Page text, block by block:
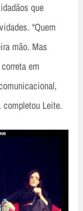
que
“Quem
mão. Mas
em
completou Leite.